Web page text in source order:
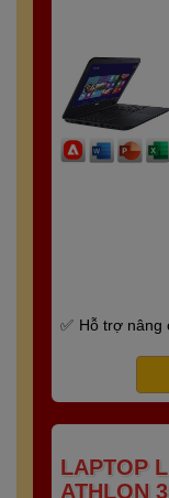
Hỗ trợ nâng
LAPTOP
ATHLON